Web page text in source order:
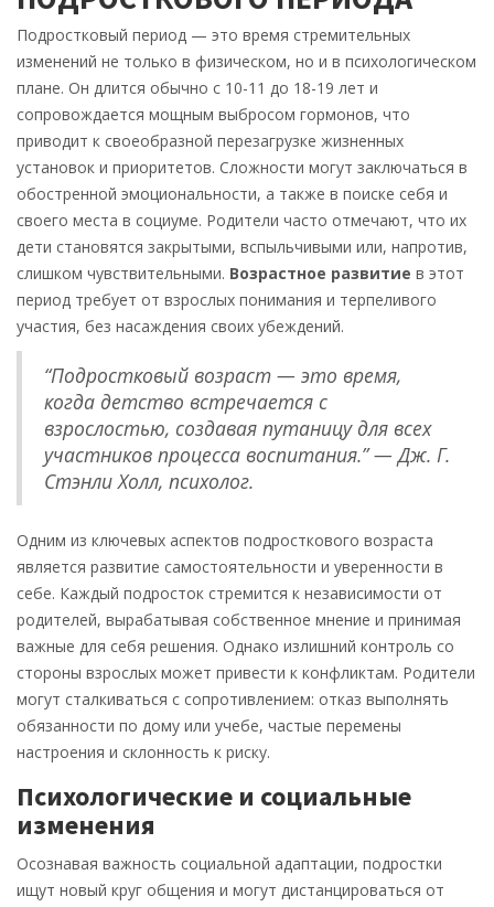
Подростковый период — это время стремительных
изменений не только в физическом, но и в психологическом
плане. Он длится обычно с 10-11 до 18-19 лет и
сопровождается мощным выбросом гормонов, что
приводит к своеобразной перезагрузке жизненных
установок и приоритетов. Сложности могут заключаться в
обостренной эмоциональности, а также в поиске себя и
своего места в социуме. Родители часто отмечают, что их
дети становятся закрытыми, вспыльчивыми или, напротив,
слишком чувствительными. Возрастное развитие в этот
период требует от взрослых понимания и терпеливого
участия, без насаждения своих убеждений.
“Подростковый возраст — это время,
когда детство встречается с
взрослостью, создавая путаницу для всех
участников процесса воспитания.” — Дж. Г.
Стэнли Холл, психолог.
Одним из ключевых аспектов подросткового возраста
является развитие самостоятельности и уверенности в
себе. Каждый подросток стремится к независимости от
родителей, вырабатывая собственное мнение и принимая
важные для себя решения. Однако излишний контроль со
стороны взрослых может привести к конфликтам. Родители
могут сталкиваться с сопротивлением: отказ выполнять
обязанности по дому или учебе, частые перемены
настроения и склонность к риску.
Психологические и социальные
изменения
Осознавая важность социальной адаптации, подростки
ищут новый круг общения и могут дистанцироваться от